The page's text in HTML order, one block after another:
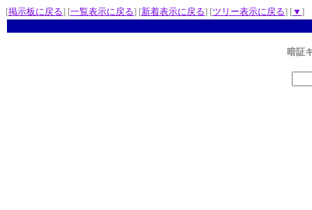
[掲示板に戻る] [一覧表示に戻る] [新着表示に戻る] [ツリー表示に戻る] [▼ ]
暗証